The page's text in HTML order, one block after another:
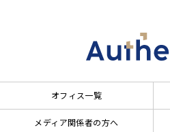
オフィス一覧
メディア関係者の方へ